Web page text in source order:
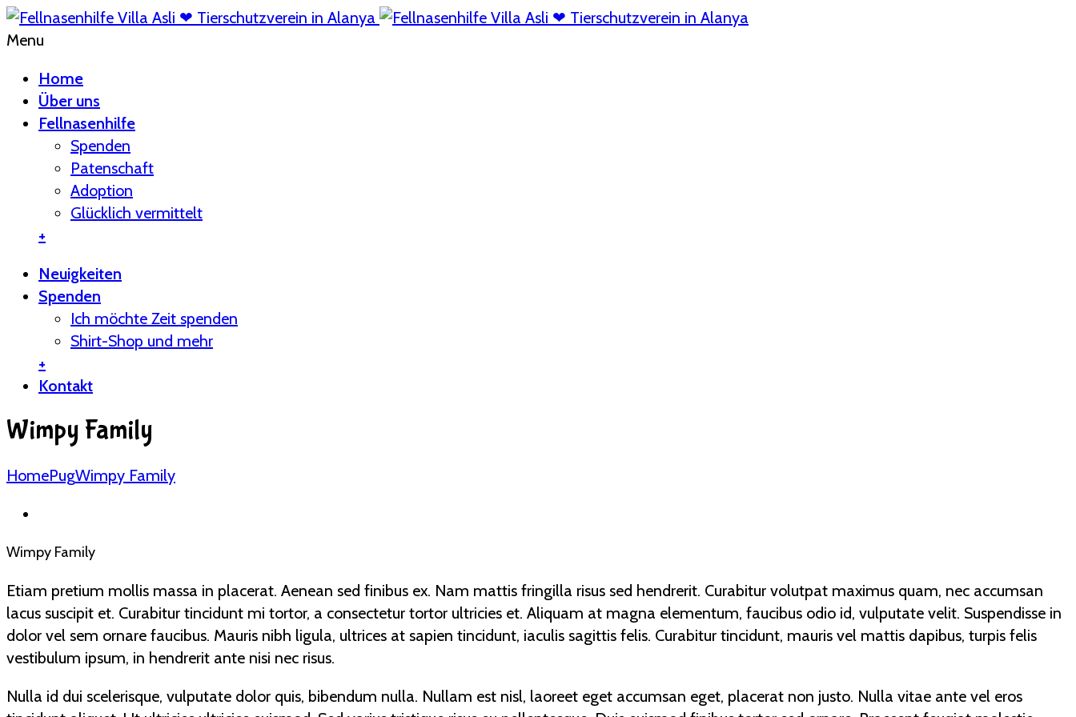
Menu
Home
Über uns
Fellnasenhilfe
Spenden
Patenschaft
Adoption
Glücklich vermittelt
+
Neuigkeiten
Spenden
Ich möchte Zeit spenden
Shirt-Shop und mehr
+
Kontakt
Wimpy Family
HomePugWimpy Family
Wimpy Family
Etiam pretium mollis massa in placerat. Aenean sed finibus ex. Nam mattis fringilla risus sed hendrerit. Curabitur volutpat maximus quam, nec accumsan
lacus suscipit et. Curabitur tincidunt mi tortor, a consectetur tortor ultricies et. Aliquam at magna elementum, faucibus odio id, vulputate velit. Suspendisse in
dolor vel sem ornare faucibus. Mauris nibh ligula, ultrices at sapien tincidunt, iaculis sagittis felis. Curabitur tincidunt, mauris vel mattis dapibus, turpis felis
vestibulum ipsum, in hendrerit ante nisi nec risus.
Nulla id dui scelerisque, vulputate dolor quis, bibendum nulla. Nullam est nisl, laoreet eget accumsan eget, placerat non justo. Nulla vitae ante vel eros